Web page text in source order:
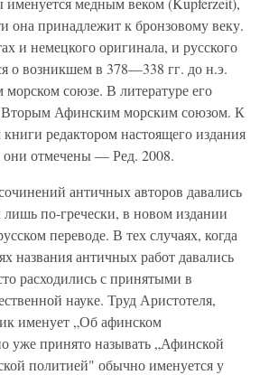
она принадлежит к бронзовому веку.
и немецкого оригинала, и русского
о возникшем в 378—338 гг. до н.э.
союзе. В литературе его
Вторым Афинским морским союзом. К
редактором настоящего издания
отмечены — Ред. 2008.
античных авторов давались
лишь по-гречески, в новом издании
переводе. В тех случаях, когда
названия античных работ давались
расходились с принятыми в
науке. Труд Аристотеля,
имену­ет „Об афинском
уже принято называть „Афинской
политией" обычно име­нуется у